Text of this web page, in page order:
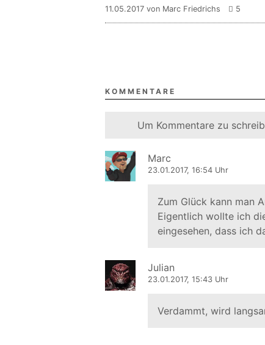
11.05.2017 von Marc Friedrichs 5
KOMMENTARE
Um Kommentare zu
Marc
23.01.2017, 16:54 Uhr
Zum Glück kann man
Eigentlich wollte ich
eingesehen, dass ich
Julian
23.01.2017, 15:43 Uhr
Verdammt, wird